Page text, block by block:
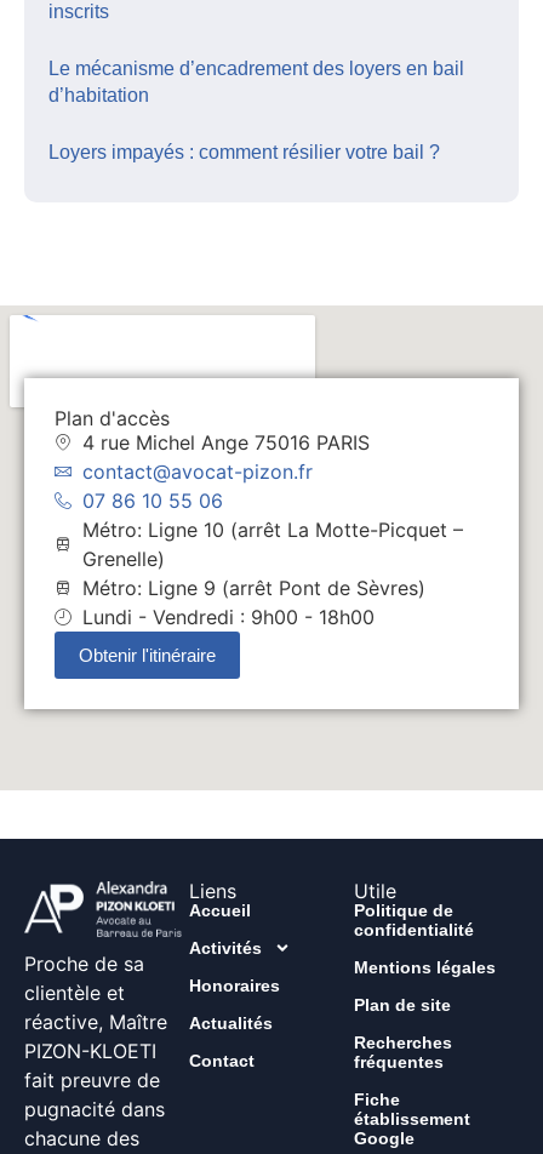
inscrits
Le mécanisme d’encadrement des loyers en bail
d’habitation
Loyers impayés : comment résilier votre bail ?
Plan d'accès
4 rue Michel Ange 75016 PARIS
contact@avocat-pizon.fr
07 86 10 55 06
Métro: Ligne 10 (arrêt La Motte-Picquet –
Grenelle)
Métro: Ligne 9 (arrêt Pont de Sèvres)
Lundi - Vendredi : 9h00 - 18h00
Obtenir l'itinéraire
Proche de sa
clientèle et
réactive, Maître
PIZON-KLOETI
fait preuvre de
pugnacité dans
chacune des
Liens
Accueil
Activités
Honoraires
Actualités
Contact
Utile
Politique de
confidentialité
Mentions légales
Plan de site
Recherches
fréquentes
Fiche
établissement
Google